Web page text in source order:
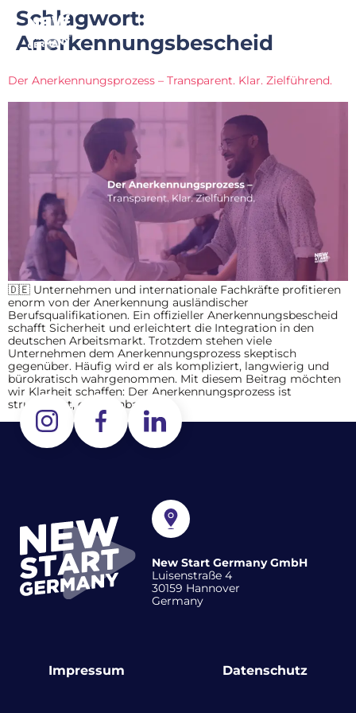
Schlagwort:
Anerkennungsbescheid
Der Anerkennungsprozess – Transparent. Klar. Zielführend.
🇩🇪 Unternehmen und internationale Fachkräfte profitieren
enorm von der Anerkennung ausländischer
Berufsqualifikationen. Ein offizieller Anerkennungsbescheid
schafft Sicherheit und erleichtert die Integration in den
deutschen Arbeitsmarkt. Trotzdem stehen viele
Unternehmen dem Anerkennungsprozess skeptisch
gegenüber. Häufig wird er als kompliziert, langwierig und
bürokratisch wahrgenommen. Mit diesem Beitrag möchten
wir Klarheit schaffen: Der Anerkennungsprozess ist
strukturiert, gut planbar […]
New Start Germany GmbH
Luisenstraße 4
30159 Hannover
Germany
Impressum Datenschutz